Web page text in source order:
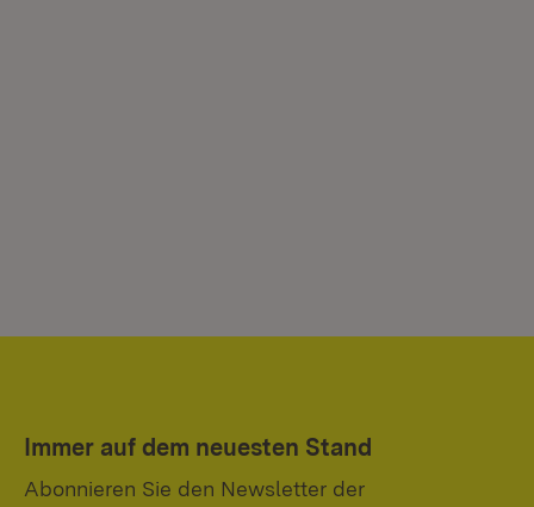
Immer auf dem neuesten Stand
Abonnieren Sie den Newsletter der